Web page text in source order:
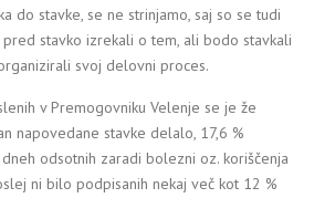
do stavke, se ne strinjamo, saj so se tudi
stavko izrekali o tem, ali bodo stavkali
svoj delovni proces.
v Premogovniku Velenje se je že
napovedane stavke delalo, 17,6 %
odsotnih zaradi bolezni oz. koriščenja
ni bilo podpisanih nekaj več kot 12 %